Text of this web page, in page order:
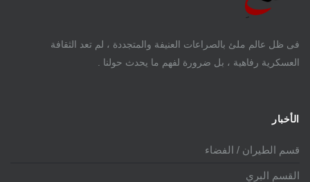
فى ظل عالم ملئ بالصراعات العنيفة والمتجددة ، لم تعد الثقافة
العسكرية رفاهية ، بل ضرورة لفهم ما يحدث حولنا .
الأخبار
قسم الطيران / الفضاء
القسم البري